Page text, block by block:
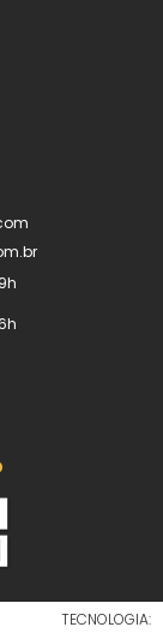
TECNOLOGIA: